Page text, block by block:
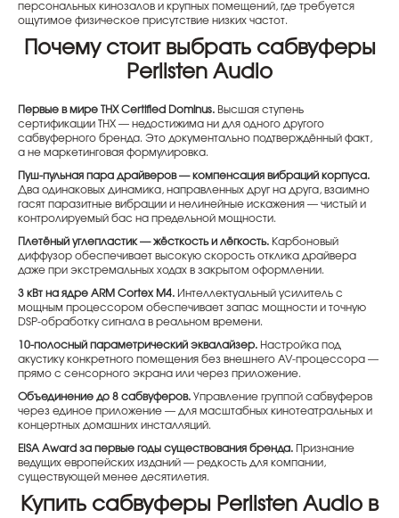
персональных кинозалов и крупных помещений, где требуется
ощутимое физическое присутствие низких частот.
Почему стоит выбрать сабвуферы
Perlisten Audio
Первые в мире THX Certified Dominus. Высшая ступень
сертификации THX — недостижима ни для одного другого
сабвуферного бренда. Это документально подтверждённый факт,
а не маркетинговая формулировка.
Пуш-пульная пара драйверов — компенсация вибраций корпуса.
Два одинаковых динамика, направленных друг на друга, взаимно
гасят паразитные вибрации и нелинейные искажения — чистый и
контролируемый бас на предельной мощности.
Плетёный углепластик — жёсткость и лёгкость. Карбоновый
диффузор обеспечивает высокую скорость отклика драйвера
даже при экстремальных ходах в закрытом оформлении.
3 кВт на ядре ARM Cortex M4. Интеллектуальный усилитель с
мощным процессором обеспечивает запас мощности и точную
DSP-обработку сигнала в реальном времени.
10-полосный параметрический эквалайзер. Настройка под
акустику конкретного помещения без внешнего AV-процессора —
прямо с сенсорного экрана или через приложение.
Объединение до 8 сабвуферов. Управление группой сабвуферов
через единое приложение — для масштабных кинотеатральных и
концертных домашних инсталляций.
EISA Award за первые годы существования бренда. Признание
ведущих европейских изданий — редкость для компании,
существующей менее десятилетия.
Купить сабвуферы Perlisten Audio в